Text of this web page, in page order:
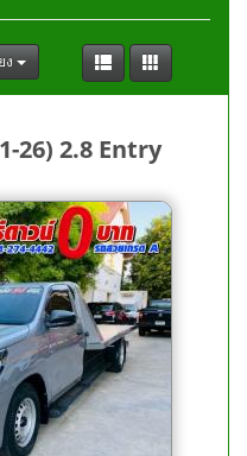
ง
26) 2.8 Entry